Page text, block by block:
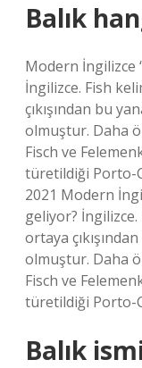
Balık
Modern İngilizce
İngilizce. Fish
çıkışından bu
olmuştur. Daha
Fisch ve
türetildiği Porto-
2021 Modern
geliyor?
ortaya
olmuştur. Daha
Fisch ve
türetildiği Porto-
Balık